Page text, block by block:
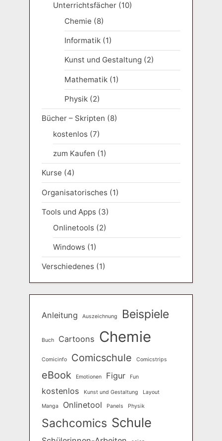
Unterrichtsfächer(10)
Chemie (8)
Informatik(1)
Kunst und Gestaltung (2)
Mathematik(1)
Physik(2)
Bücher – Skripten (8)
kostenlos (7)
zum Kaufen (1)
Kurse (4)
Organisatorisches (1)
Tools und Apps (3)
Onlinetools (2)
Windows (1)
Verschiedenes (1)
Anleitung Auszeichnung Beispiele
Buch Cartoons Chemie
Comicinfo Comicschule Comicstrips
eBook Emotionen Figur Fun
kostenlos Kunst und Gestaltung Layout
Manga Onlinetool Panels Physik
Sachcomics Schule